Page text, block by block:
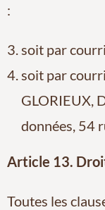
:
soit par
soit par
GLORIEUX,
données, 54
Article 13.
Toutes les